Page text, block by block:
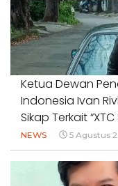
Ketua Dewan
Indonesia Ivan
Sikap Terkait
NEWS 5 Agustus